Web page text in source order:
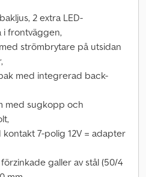
2 extra LED-
i frontväggen,
strömbrytare på utsidan
med integrerad back-
med sugkopp och
kontakt 7-polig 12V = adapter
galler av stål (50/4